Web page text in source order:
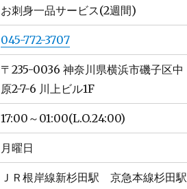
お刺身一品サービス(2週間)
045-772-3707
〒235-0036 神奈川県横浜市磯子区中
原2-7-6 川上ビル1F
17:00～01:00(L.O.24:00)
月曜日
ＪＲ根岸線新杉田駅 京急本線杉田駅